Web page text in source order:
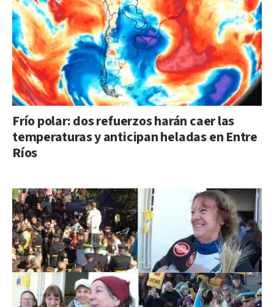
Frío polar: dos refuerzos harán caer las
temperaturas y anticipan heladas en Entre
Ríos